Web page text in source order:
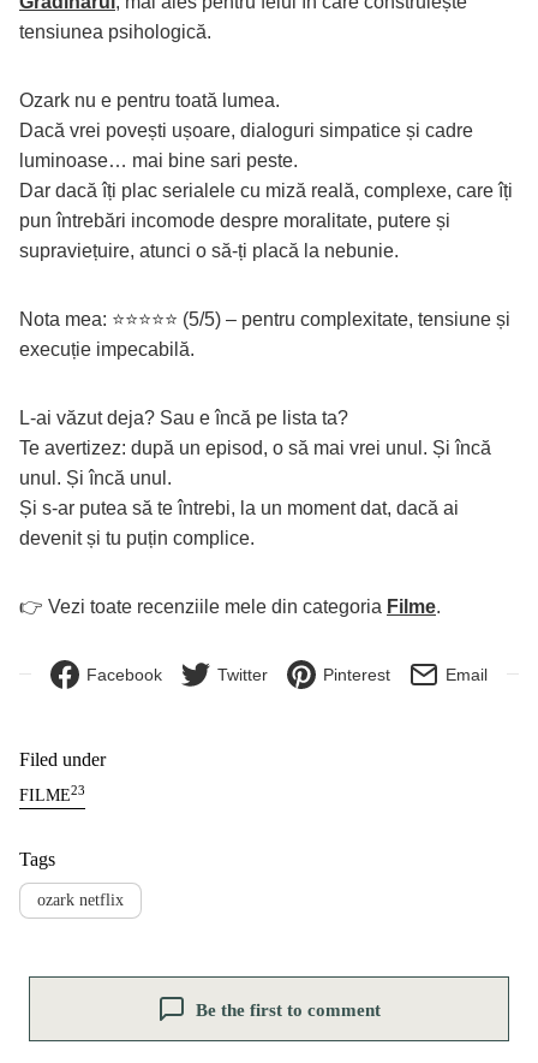
tensiunea psihologică.
Ozark nu e pentru toată lumea.
Dacă vrei povești ușoare, dialoguri simpatice și cadre
luminoase… mai bine sari peste.
Dar dacă îți plac serialele cu miză reală, complexe, care îți
pun întrebări incomode despre moralitate, putere și
supraviețuire, atunci o să-ți placă la nebunie.
Nota mea: ⭐⭐⭐⭐⭐ (5/5) – pentru complexitate, tensiune și
execuție impecabilă.
L-ai văzut deja? Sau e încă pe lista ta?
Te avertizez: după un episod, o să mai vrei unul. Și încă
unul. Și încă unul.
Și s-ar putea să te întrebi, la un moment dat, dacă ai
devenit și tu puțin complice.
👉 Vezi toate recenziile mele din categoria Filme.
Facebook Twitter Pinterest Email
Filed under
FILME23
Tags
ozark netflix
Be the first to comment